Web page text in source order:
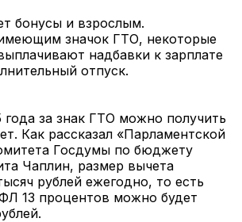
бонусы и взрослым.
значок ГТО, некоторые
надбавки к зарплате
отпуск.
года за знак ГТО можно получить
Как рассказал «Парламентской
Госдумы по бюджету
Чаплин, размер вычета
рублей ежегодно, то есть
13 процентов можно будет